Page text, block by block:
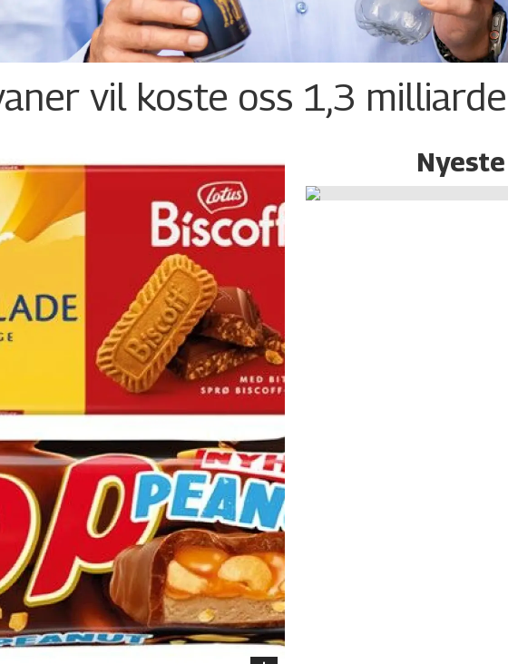
vil koste oss 1,3